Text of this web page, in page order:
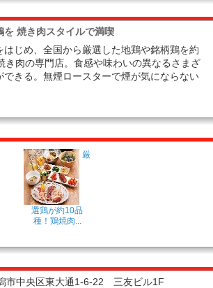
を 焼き肉スタイルで満喫
はじめ、全国から厳選した地鶏や銘柄鶏を約
き肉の専門店。食感や味わいの異なるさまざ
できる。無煙ロースターで煙が気にならない
厳
選鶏が約10品
種！鶏焼肉...
市中央区東大通1-6-22 三友ビル1F